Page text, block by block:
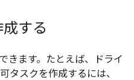
する
きます。たとえば、ドライ
タスクを作成するには、